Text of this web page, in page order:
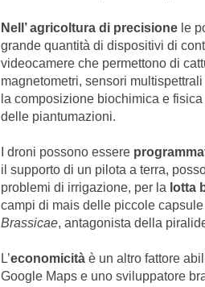
Nell’ agricoltura di precisione le
grande quantità di dispositivi di
videocamere che permettono di
magnetometri, sensori
la composizione biochimica e
delle piantumazioni.
I droni possono essere
il supporto di un pilota a terra,
problemi di irrigazione, per la lotta
campi di mais delle piccole
Brassicae, antagonista della
L’economicità è un altro fattore
Google Maps e uno sviluppatore